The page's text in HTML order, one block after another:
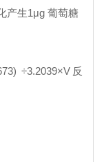
产生1μg 葡萄糖
÷3.2039×V反